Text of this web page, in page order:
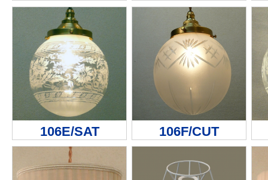
106E/SAT 106F/CUT